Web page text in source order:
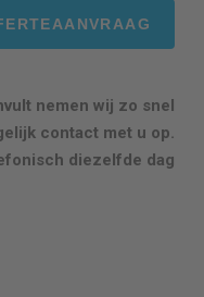
nemen wij zo snel
contact met u op.
diezelfde dag